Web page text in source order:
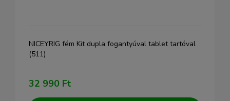
NICEYRIG fém Kit dupla fogantyúval tablet tartóval
(511)
32 990 Ft